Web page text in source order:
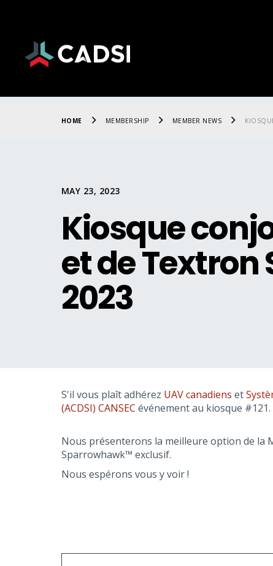
HOME MEMBERSHIP MEMBER NEWS
MAY 23, 2023
Kiosque
et de Textron
2023
S'il vous plaît adhérez UAV canadiens et
(ACDSI) CANSEC événement au kiosque #121.
Nous présenterons la meilleure option de la
Sparrowhawk™ exclusif.
Nous espérons vous y voir !